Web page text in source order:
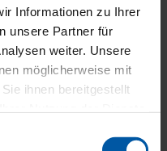
Informationen zu Ihrer
unsere Partner für
weiter. Unsere
möglicherweise mit
ihnen bereitgestellt